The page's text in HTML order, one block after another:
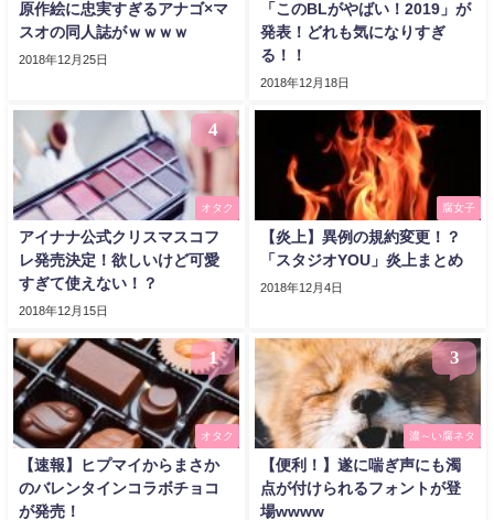
原作絵に忠実すぎるアナゴ×マ
スオの同人誌がｗｗｗｗ
2018年12月25日
「このBLがやばい！2019」が
発表！どれも気になりすぎ
る！！
2018年12月18日
4
オタク
アイナナ公式クリスマスコフ
レ発売決定！欲しいけど可愛
すぎて使えない！？
2018年12月15日
腐女子
【炎上】異例の規約変更！？
「スタジオYOU」炎上まとめ
2018年12月4日
1
オタク
【速報】ヒプマイからまさか
のバレンタインコラボチョコ
が発売！
3
濃～い腐ネタ
【便利！】遂に喘ぎ声にも濁
点が付けられるフォントが登
場wwww